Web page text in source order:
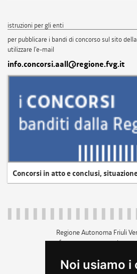
Noi usiamo i
istruzioni per gli enti
per pubblicare i bandi di concorso sul sito
utilizzare l'e-mail
info.concorsi.aall@regione.fvg.it
Concorsi in atto e conclusi,
Regione Autonoma Friuli
c.f. 80014930327; p.iva
+39 040